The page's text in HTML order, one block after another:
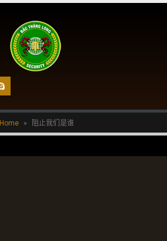
Home » 阻止我们是谁